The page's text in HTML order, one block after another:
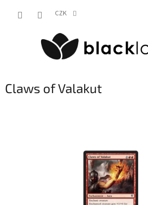
CZK
Claws of Valakut